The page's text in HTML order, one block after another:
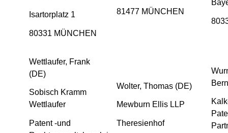
Isartorplatz 1
80331 MÜNCHEN
81477 MÜNCHEN
Wettlaufer, Frank
(DE)
Sobisch Kramm
Wettlaufer
Patent -und
Wolter, Thomas (DE)
Mewburn Ellis LLP
Theresienhof